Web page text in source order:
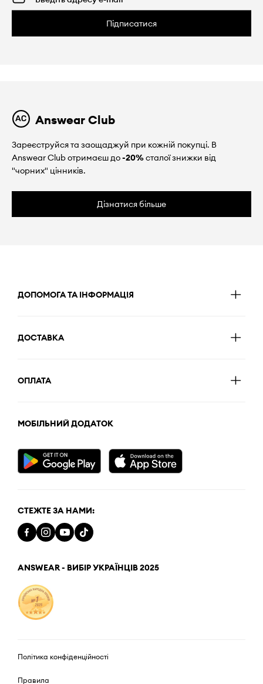
Підписатися
Answear Club
Зареєструйся та заощаджуй при кожній покупці. В
Answear Club отримаєш до-20%сталої знижки від
"чорних" цінників.
Дізнатися більше
ДОПОМОГА ТА ІНФОРМАЦІЯ
ДОСТАВКА
ОПЛАТА
МОБІЛЬНИЙ ДОДАТОК
СТЕЖТЕ ЗА НАМИ:
ANSWEAR - ВИБІР УКРАЇНЦІВ 2025
Політика конфіденційності
Правила